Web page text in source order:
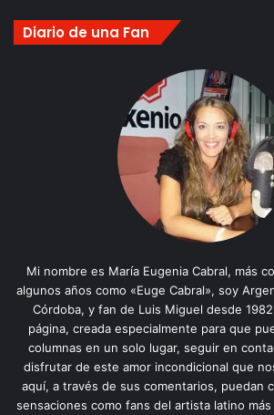
Diario de una Fan
Mi nombre es María Eugenia Cabral, más
algunos años como «Euge Cabral», soy
Córdoba, y fan de Luis Miguel desde
página, creada especialmente para que
columnas en un solo lugar, seguir en
disfrutar de este amor incondicional que
aquí, a través de sus comentarios, puedan
sensaciones como fans del artista latino